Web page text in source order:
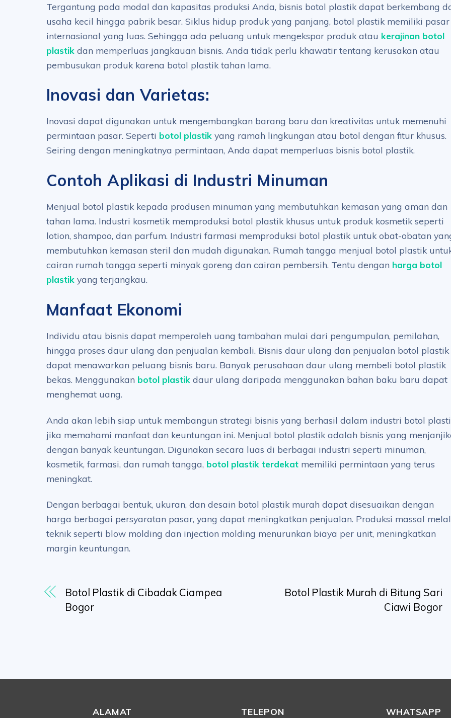
Tergantung pada modal dan kapasitas produksi Anda, bisnis botol plastik dapat berkembang
usaha kecil hingga pabrik besar. Siklus hidup produk yang panjang, botol plastik memiliki pasar
internasional yang luas. Sehingga ada peluang untuk mengekspor produk atau kerajinan botol
plastik dan memperluas jangkauan bisnis. Anda tidak perlu khawatir tentang kerusakan atau
pembusukan produk karena botol plastik tahan lama.
Inovasi dan Varietas:
Inovasi dapat digunakan untuk mengembangkan barang baru dan kreativitas untuk memenuhi
permintaan pasar. Seperti botol plastik yang ramah lingkungan atau botol dengan fitur khusus.
Seiring dengan meningkatnya permintaan, Anda dapat memperluas bisnis botol plastik.
Contoh Aplikasi di Industri Minuman
Menjual botol plastik kepada produsen minuman yang membutuhkan kemasan yang aman dan
tahan lama. Industri kosmetik memproduksi botol plastik khusus untuk produk kosmetik seperti
lotion, shampoo, dan parfum. Industri farmasi memproduksi botol plastik untuk obat-obatan
membutuhkan kemasan steril dan mudah digunakan. Rumah tangga menjual botol plastik
cairan rumah tangga seperti minyak goreng dan cairan pembersih. Tentu dengan harga botol
plastik yang terjangkau.
Manfaat Ekonomi
Individu atau bisnis dapat memperoleh uang tambahan mulai dari pengumpulan, pemilahan,
hingga proses daur ulang dan penjualan kembali. Bisnis daur ulang dan penjualan botol plastik
dapat menawarkan peluang bisnis baru. Banyak perusahaan daur ulang membeli botol plastik
bekas. Menggunakan botol plastik daur ulang daripada menggunakan bahan baku baru dapat
menghemat uang.
Anda akan lebih siap untuk membangun strategi bisnis yang berhasil dalam industri botol
jika memahami manfaat dan keuntungan ini. Menjual botol plastik adalah bisnis yang
dengan banyak keuntungan. Digunakan secara luas di berbagai industri seperti minuman,
kosmetik, farmasi, dan rumah tangga, botol plastik terdekat memiliki permintaan yang terus
meningkat.
Dengan berbagai bentuk, ukuran, dan desain botol plastik murah dapat disesuaikan dengan
harga berbagai persyaratan pasar, yang dapat meningkatkan penjualan. Produksi massal
teknik seperti blow molding dan injection molding menurunkan biaya per unit, meningkatkan
margin keuntungan.
Botol Plastik di Cibadak Ciampea
Bogor
Botol Plastik Murah di Bitung Sari
Ciawi Bogor
ALAMAT TELEPON WHATSAPP